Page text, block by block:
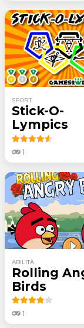
SPORT
Stick-O-
Lympics
1
ABILITÀ
Rolling
Birds
1